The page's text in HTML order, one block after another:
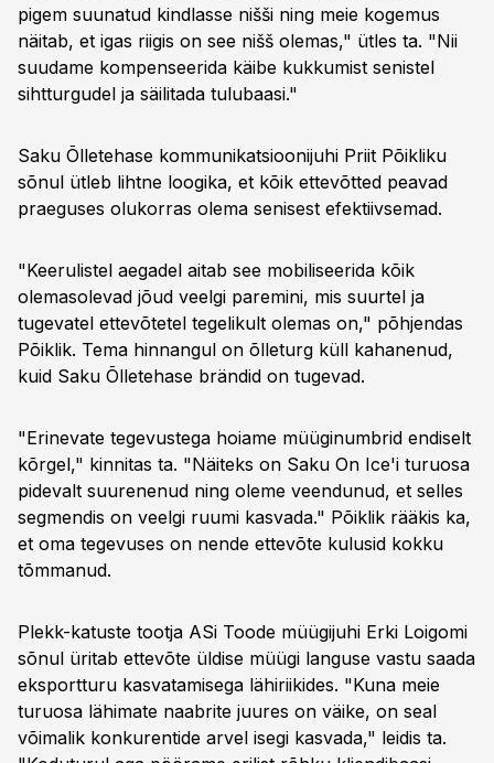
pigem suunatud kindlasse nišši ning meie kogemus
näitab, et igas riigis on see nišš olemas," ütles ta. "Nii
suudame kompenseerida käibe kukkumist senistel
sihtturgudel ja säilitada tulubaasi."
Saku Õlletehase kommunikatsioonijuhi Priit Põikliku
sõnul ütleb lihtne loogika, et kõik ettevõtted peavad
praeguses olukorras olema senisest efektiivsemad.
"Keerulistel aegadel aitab see mobiliseerida kõik
olemasolevad jõud veelgi paremini, mis suurtel ja
tugevatel ettevõtetel tegelikult olemas on," põhjendas
Põiklik. Tema hinnangul on õlleturg küll kahanenud,
kuid Saku Õlletehase brändid on tugevad.
"Erinevate tegevustega hoiame müüginumbrid endiselt
kõrgel," kinnitas ta. "Näiteks on Saku On Ice'i turuosa
pidevalt suurenenud ning oleme veendunud, et selles
segmendis on veelgi ruumi kasvada." Põiklik rääkis ka,
et oma tegevuses on nende ettevõte kulusid kokku
tõmmanud.
Plekk-katuste tootja ASi Toode müügijuhi Erki Loigomi
sõnul üritab ettevõte üldise müügi languse vastu saada
eksportturu kasvatamisega lähiriikides. "Kuna meie
turuosa lähimate naabrite juures on väike, on seal
võimalik konkurentide arvel isegi kasvada," leidis ta.